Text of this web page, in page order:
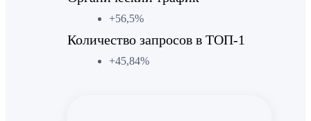
+56,5%
Количество запросов в ТОП-1
+45,84%